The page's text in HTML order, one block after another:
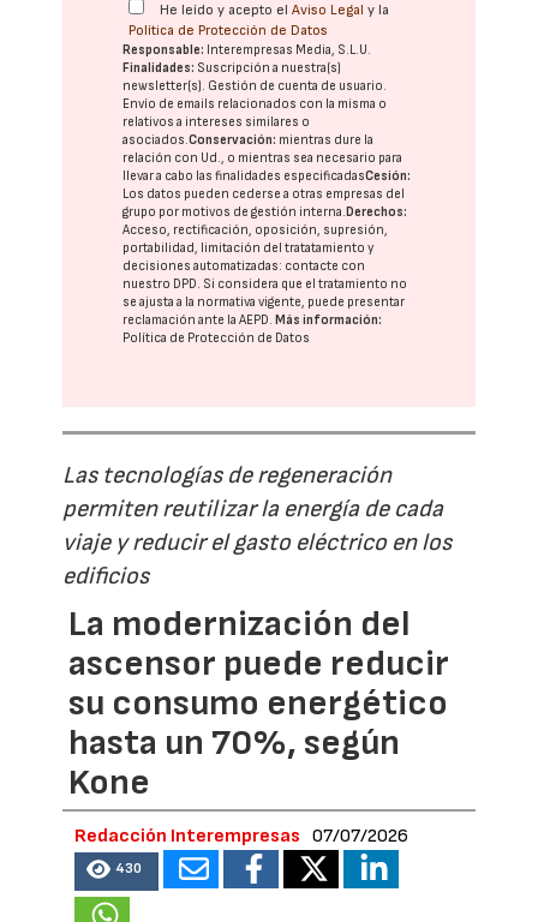
He leído y acepto elAviso Legal y la
Política de Protección de Datos
Responsable: Interempresas Media, S.L.U.
Finalidades: Suscripción a nuestra(s)
newsletter(s). Gestión de cuenta de usuario.
Envío de emails relacionados con la misma o
relativos a intereses similares o
asociados.Conservación: mientras dure la
relación con Ud., o mientras sea necesario para
llevar a cabo las finalidades especificadasCesión:
Los datos pueden cederse a otras empresas del
grupo por motivos de gestión interna. Derechos:
Acceso, rectificación, oposición, supresión,
portabilidad, limitación del tratatamiento y
decisiones automatizadas: contacte con
nuestro DPD. Si considera que el tratamiento no
se ajusta a la normativa vigente, puede presentar
reclamación ante laAEPD. Más información:
Política de Protección de Datos
Las tecnologías de regeneración
permiten reutilizar la energía de cada
viaje y reducir el gasto eléctrico en los
edificios
La modernización del
ascensor puede reducir
su consumo energético
hasta un 70%, según
Kone
Redacción Interempresas 07/07/2026
430